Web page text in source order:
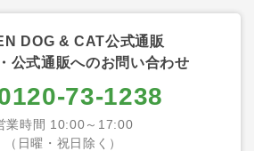
DOG & CAT公式通販
公式通販へのお問い合わせ
73-1238
業時間 10:00～17:00
（日曜・祝日除く）